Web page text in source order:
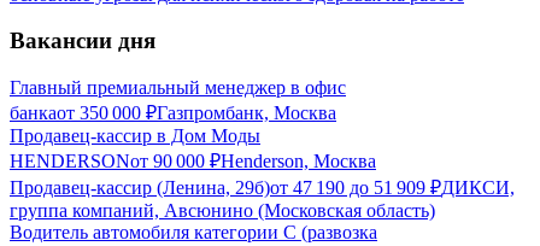
Вакансии дня
Главный премиальный менеджер в офис
банкаот 350 000 ₽Газпромбанк, Москва
Продавец-кассир в Дом Моды
HENDERSONот 90 000 ₽Henderson, Москва
Продавец-кассир (Ленина, 29б)от 47 190 до 51 909 ₽ДИКСИ,
группа компаний, Авсюнино (Московская область)
Водитель автомобиля категории C (развозка